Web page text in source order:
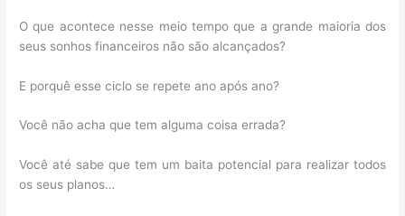
O que acontece nesse meio tempo que a grande maioria dos
seus sonhos financeiros não são alcançados?
E porquê esse ciclo se repete ano após ano?
Você não acha que tem alguma coisa errada?
Você até sabe que tem um baita potencial para realizar todos
os seus planos…